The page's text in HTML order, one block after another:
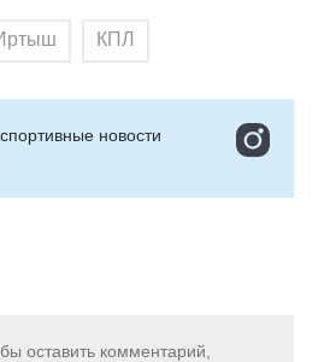
КПЛ
новости
оставить комментарий,